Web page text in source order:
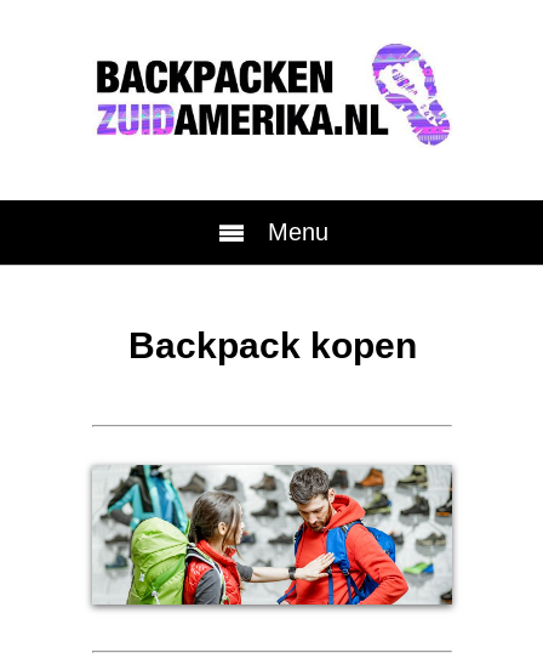
Menu
Backpack kopen